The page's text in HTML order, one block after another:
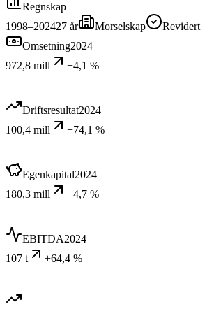
Regnskap
1998–202427 år Morselskap
Revidert
Omsetning2024
972,8 mill
+4,1 %
Driftsresultat2024
100,4 mill
+74,1 %
Egenkapital2024
180,3 mill
+4,7 %
EBITDA2024
107 t
+64,4 %